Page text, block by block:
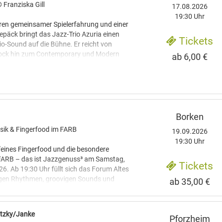
Gill
gemeinsamer Spielerfahrung und einer
bringt das Jazz-Trio Azuria einen
Sound auf die Bühne. Er reicht von
hin zum Contemporary und Modern
Erlebnis machen.
Espenschied (Schlagzeug).
17.08.2026
19:30 Uhr
Tickets
ab 6,00 €
& Fingerfood im FARB
Fingerfood und die besondere
– das ist Jazzgenuss³ am Samstag,
Ab 19:30 Uhr füllt sich das Forum Altes
Rhythmen, groovigen Sounds und
anspricht wie die Ohren.
Auftakt gestaltet das Barbara Barth &
Borken
19.09.2026
19:30 Uhr
Tickets
ab 35,00 €
Janke Pforzheim